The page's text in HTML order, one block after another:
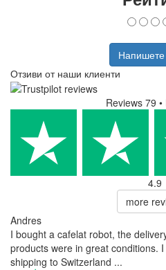
Напишете
Отзиви от наши клиенти
Reviews 79
4.9
more
Andres
I bought a cafelat robot, the
products were in great conditions.
shipping to Switzerland ...